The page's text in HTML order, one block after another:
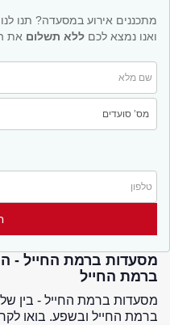
מתכננים אירוע במסעדה? תנו
ואנו נמצא לכם ללא תשלום את
מסעדות ברמת החייל -
ברמת החייל
מסעדות ברמת החייל - בין